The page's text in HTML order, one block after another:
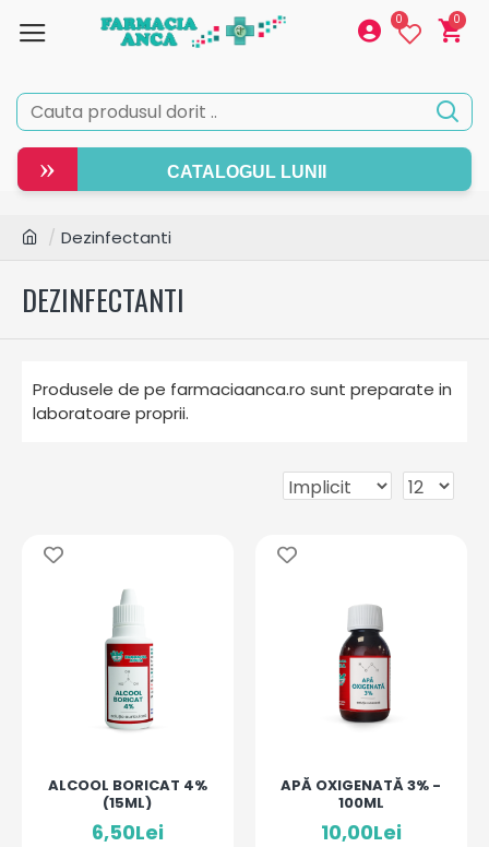
0 0
» CATALOGUL LUNII
Dezinfectanti
DEZINFECTANTI
Produsele de pe farmaciaanca.ro sunt preparate in
laboratoare proprii.
ALCOOL BORICAT 4%
(15ML)
6,50Lei
APĂ OXIGENATĂ 3% -
100ML
10,00Lei